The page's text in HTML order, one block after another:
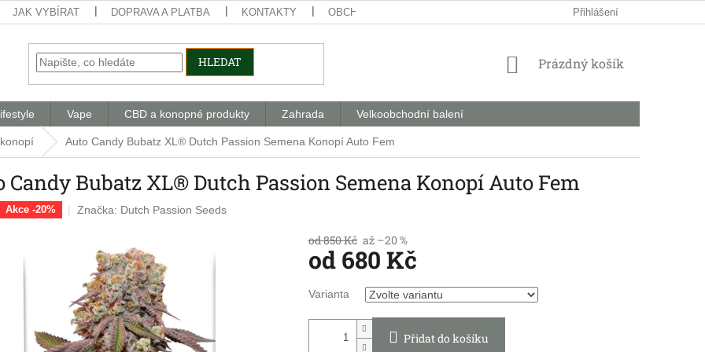
JAK VYBÍRAT DOPRAVA A PLATBA KONTAKTY OBCHODNÍ PODMÍNKY PODMÍNKY OCHRANY OSOBNÍCH ÚDAJŮ
Přihlášení
HLEDAT
NÁKUPNÍ
Prázdný košík
Vape CBD a konopné produkty Zahrada Velkoobchodní balení
Auto Candy Bubatz XL® Dutch Passion Semena Konopí Auto Fem
Candy Bubatz XL® Dutch Passion Semena Konopí Auto Fem
Akce -20% Značka: Dutch Passion Seeds
od 850 Kč až –20 %
od 680 Kč
Měrná
cena:
Varianta
Přidat do košíku